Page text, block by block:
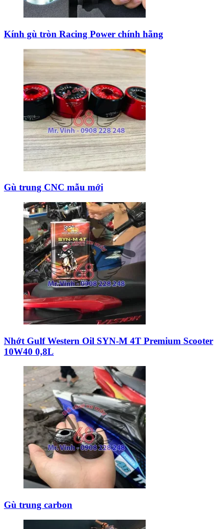
Kính gù tròn Racing Power chính hãng
Gù trung CNC mẫu mới
Nhớt Gulf Western Oil SYN-M 4T Premium Scooter
10W40 0,8L
Gù trung carbon